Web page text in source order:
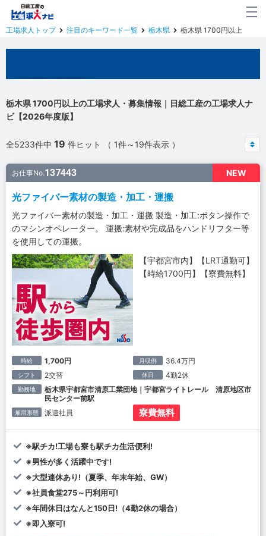
工場求人トップ 注目のキーワード一覧 栃木県 栃木県 1700円以上
栃木県 1700円以上の工場求人・募集情報｜日総工産の工場求人ナ
ビ【2026年度版】
全5233件中 19 件ヒット （ 1件～19件表示 ）
NEW
お仕事No.137443
光ファイバー素材の製造・加工・運搬
光ファイバー素材の製造・加工・運搬 製造・加工:ボタン操作で
のマシンオペレーター。 運搬:素材や完成品をハンドリフター等
を使用しての運搬。
【宇都宮市内】【LRT通勤可】
【時給1700円】【寮費無料】
時給 1,700円 月収例 36.4万円
シフト 2交替 休日 4勤2休
勤務地
栃木県宇都宮市清原工業団地｜宇都宮ライトレール 清原地区市
民センター前駅
雇用形態 派遣社員 寮費無料
※駅チカ!工場も寮も駅チカ生活便利!
※男性が多く活躍中です!
※大型連休あり!（夏季、年末年始、GW）
※社員食堂275～円利用可!
※年間休日はなんと150日!（4勤2休の場合）
※即入寮可!